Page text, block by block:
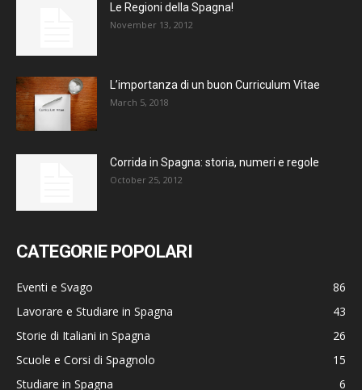
Le Regioni della Spagna!
November 13, 2012
L’importanza di un buon Curriculum Vitae
March 5, 2018
Corrida in Spagna: storia, numeri e regole
October 25, 2012
CATEGORIE POPOLARI
Eventi e Svago
86
Lavorare e Studiare in Spagna
43
Storie di Italiani in Spagna
26
Scuole e Corsi di Spagnolo
15
Studiare in Spagna
6